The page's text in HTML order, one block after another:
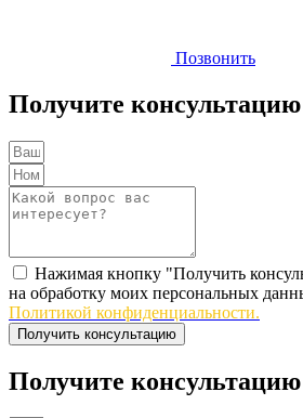
Позвонить
Получите консультацию
Нажимая кнопку "Получить
на обработку моих персональных
Политикой конфиденциальности.
Получить консультацию
Получите консультацию